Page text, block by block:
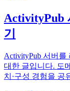
ActivityPub
기
ActivityPub 서버를
대한 글입니다. 도
치·구성 경험을 공